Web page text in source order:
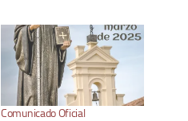
Comunicado Oficial